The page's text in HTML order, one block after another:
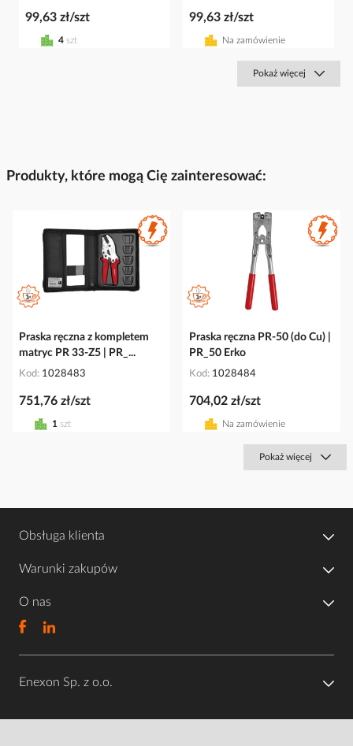
99,63 zł/szt
4 szt
99,63 zł/szt
Na zamówienie
Pokaż więcej
Produkty, które mogą Cię zainteresować:
Praska ręczna z kompletem
matryc PR 33-Z5 | PR_...
Kod 1028483
751,76 zł/szt
1 szt
Praska ręczna PR-50 (do Cu) |
PR_50 Erko
Kod 1028484
704,02 zł/szt
Na zamówienie
Pokaż więcej
Obsługa klienta
Warunki zakupów
O nas
Enexon Sp. z o.o.